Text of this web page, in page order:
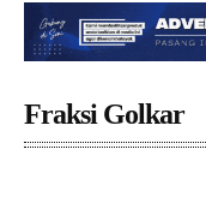
Fraksi Golkar